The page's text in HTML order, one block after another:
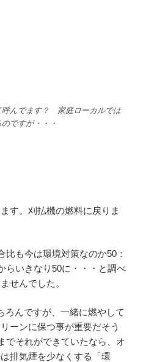
呼んでます？ 家庭ローカルでは
ですが・・・
す。刈払機の燃料に戻りま
比も今は環境対策なのか50：
らいきなり50に・・・と調べ
せんでした。
ろんですが、一緒に燃やして
ーンに保つ事が重要だそう
でそれができていたなら、オ
排気煙を少なくする「環